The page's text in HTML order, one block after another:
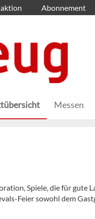
Abonnement
Messen
Spiele, die für gute
Feier sowohl dem